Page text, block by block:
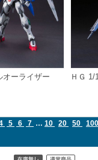
オーライザー ＨＧ 1/
5 6 7 … 10 20 50 100